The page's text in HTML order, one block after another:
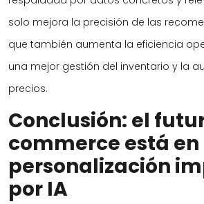
solo mejora la precisión de las
que también aumenta la eficiencia
una mejor gestión del inventario y la
precios.
Conclusión: el
commerce está en
personalización
por IA